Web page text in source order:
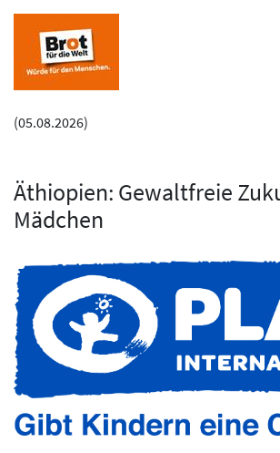
(05.08.2026)
Äthiopien: Gewaltfreie
Mädchen